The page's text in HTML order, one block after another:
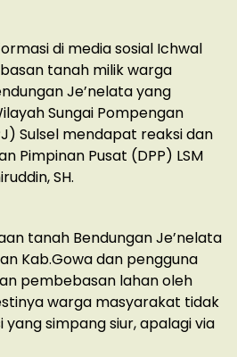
di media sosial Ichwal
tanah milik warga
Je’nelata yang
Sungai Pompengan
Sulsel mendapat reaksi dan
Pimpinan Pusat (DPP) LSM
SH.
tanah Bendungan Je’nelata
Kab.Gowa dan pengguna
pembebasan lahan oleh
warga masyarakat tidak
yang simpang siur, apalagi via